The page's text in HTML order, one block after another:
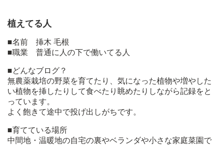
植えてる人
■名前 挿木 毛根
■職業 普通に人の下で働いてる人
■どんなブログ？
無農薬栽培の野菜を育てたり、気になった植物や増やした
い植物を挿したりして食べたり眺めたりしながら記録をと
っています。
よく飽きて途中で投げ出しがちです。
■育てている場所
中間地・温暖地の自宅の裏やベランダや小さな家庭菜園で